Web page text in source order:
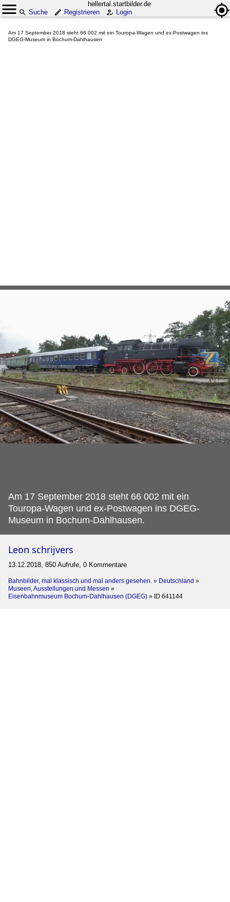
hellertal.startbilder.de
Suche
Registrieren Login
Am 17 September 2018 steht 66 002 mit ein Touropa-Wagen und ex-Postwagen ins
DGEG-Museum in Bochum-Dahlhausen
Am 17 September 2018 steht 66 002 mit ein
Touropa-Wagen und ex-Postwagen ins DGEG-
Museum in Bochum-Dahlhausen.
Leon schrijvers
13.12.2018, 850 Aufrufe, 0 Kommentare
Bahnbilder, mal klassisch und mal anders gesehen. » Deutschland »
Museen, Ausstellungen und Messen »
Eisenbahnmuseum Bochum-Dahlhausen (DGEG) » ID 641144